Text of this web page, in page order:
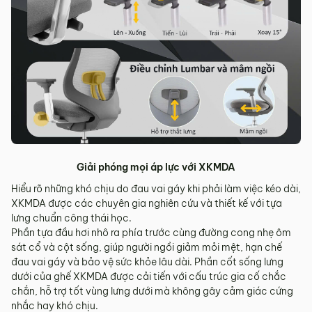
Giải phóng mọi áp lực với XKMDA
Hiểu rõ những khó chịu do đau vai gáy khi phải làm việc kéo dài,
XKMDA được các chuyên gia nghiên cứu và thiết kế với tựa
lưng chuẩn công thái học.
Phần tựa đầu hơi nhô ra phía trước cùng đường cong nhẹ ôm
sát cổ và cột sống, giúp người ngồi giảm mỏi mệt, hạn chế
đau vai gáy và bảo vệ sức khỏe lâu dài. Phần cốt sống lưng
dưới của ghế XKMDA được cải tiến với cấu trúc gia cố chắc
chắn, hỗ trợ tốt vùng lưng dưới mà không gây cảm giác cứng
nhắc hay khó chịu.